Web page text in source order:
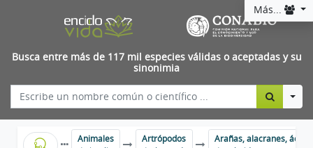
Más...
Busca entre más de 117 mil especies válidas o aceptadas y su
sinonimia
Animales
Artrópodos
Arañas, alacranes,